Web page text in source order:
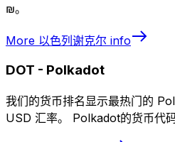
₪。
More 以色列谢克尔 info
DOT - Polkadot
我们的货币排名显示最热门的
USD 汇率。 Polkadot的货币代码